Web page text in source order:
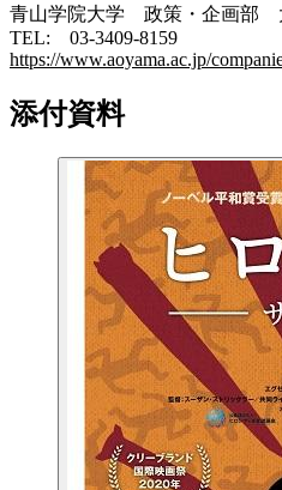
青山学院大学 政策・企画部
TEL: 03-3409-8159
https://www.aoyama.ac.jp/
添付資料